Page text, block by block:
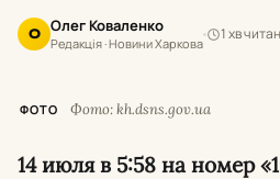
О Олег Коваленко
Редакція · Новини Харкова
1 хв
ФОТО Фото: kh.dsns.gov.ua
14 июля в 5:58 на номер «101» поступило